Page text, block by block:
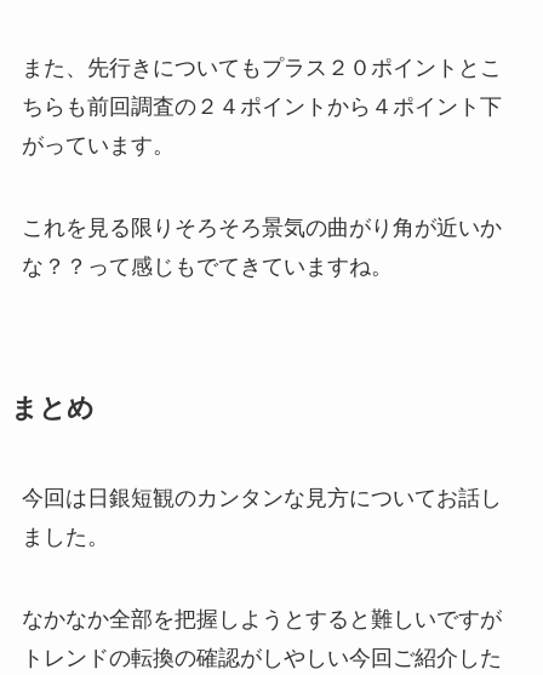
また、先行きについてもプラス２０ポイントとこ
ちらも前回調査の２４ポイントから４ポイント下
がっています。
これを見る限りそろそろ景気の曲がり角が近いか
な？？って感じもでてきていますね。
まとめ
今回は日銀短観のカンタンな見方についてお話し
ました。
なかなか全部を把握しようとすると難しいですが
トレンドの転換の確認がしやしい今回ご紹介した